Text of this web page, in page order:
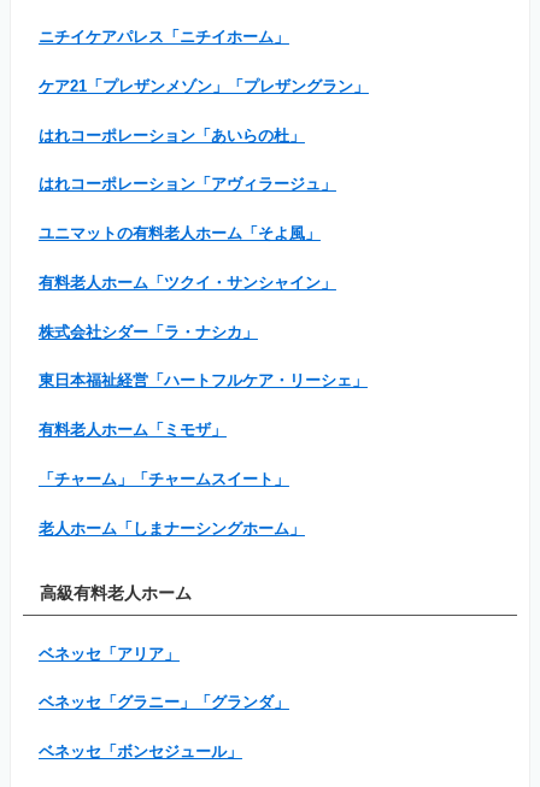
ニチイケアパレス「ニチイホーム」
ケア21「プレザンメゾン」「プレザングラン」
はれコーポレーション「あいらの杜」
はれコーポレーション「アヴィラージュ」
ユニマットの有料老人ホーム「そよ風」
有料老人ホーム「ツクイ・サンシャイン」
株式会社シダー「ラ・ナシカ」
東日本福祉経営「ハートフルケア・リーシェ」
有料老人ホーム「ミモザ」
「チャーム」「チャームスイート」
老人ホーム「しまナーシングホーム」
高級有料老人ホーム
ベネッセ「アリア」
ベネッセ「グラニー」「グランダ」
ベネッセ「ボンセジュール」